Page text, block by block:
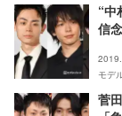
“中
信
モデ
菅